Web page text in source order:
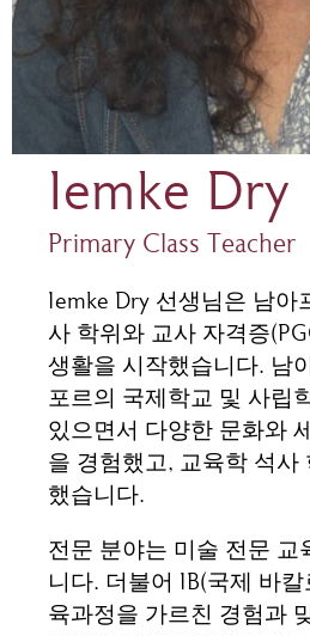
Iemke Dry
Primary Class Teacher
Iemke Dry 선생님은 남아
사 학위와 교사 자격증
생활을 시작했습니다. 남
포르의 국제학교 및 사립
있으면서 다양한 문화와
을 경험했고, 교육학 석사
했습니다.
전문 분야는 미술 전문 교
니다. 더불어 IB(국제 바
육과정을 가르친 경험과